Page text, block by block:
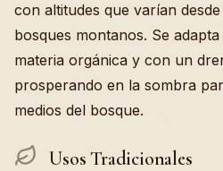
con altitudes que varían
bosques montanos. Se
materia orgánica y con un
prosperando en la sombra
medios del bosque.
Usos Tradicionales